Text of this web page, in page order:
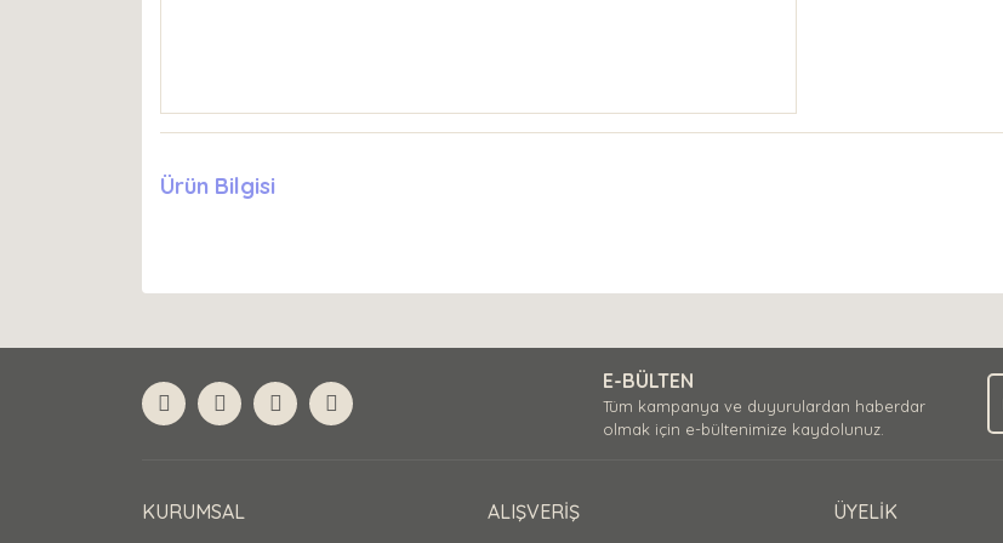
Ürün Bilgisi
E-BÜLTEN
Tüm kampanya ve duyurulardan haberdar
olmak için e-bültenimize kaydolunuz.
KURUMSAL ALIŞVERİŞ ÜYELİK